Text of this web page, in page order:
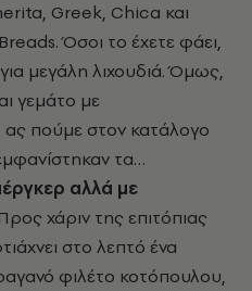
Greek, Chica και
Όσοι το έχετε φάει,
μεγάλη λιχουδιά. Όμως,
γεμάτο με
πούμε στον κατάλογο
τα…
αλλά με
χάριν της επιτόπιας
στο λεπτό ένα
φιλέτο κοτόπουλου,